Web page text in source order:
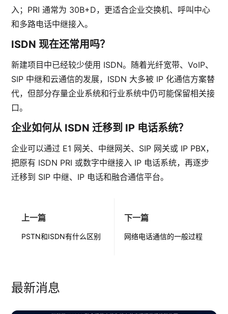
入；PRI 通常为 30B+D，更适合企业交换机、呼叫中心
和多路电话中继接入。
ISDN 现在还常用吗？
新建项目中已经较少使用 ISDN。随着光纤宽带、VoIP、
SIP 中继和云通信的发展，ISDN 大多被 IP 化通信方案替
代，但部分存量企业系统和行业系统中仍可能保留相关接
口。
企业如何从 ISDN 迁移到 IP 电话系统？
企业可以通过 E1 网关、中继网关、SIP 网关或 IP PBX，
把原有 ISDN PRI 或数字中继接入 IP 电话系统，再逐步
迁移到 SIP 中继、IP 电话和融合通信平台。
上一篇
PSTN和ISDN有什么区别
下一篇
网络电话通信的一般过程
最新消息